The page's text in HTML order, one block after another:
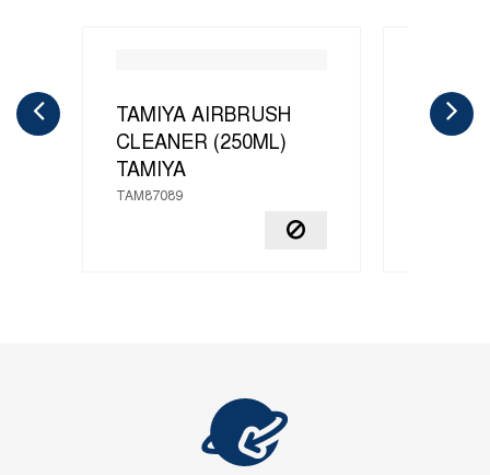
TAMIYA AIRBRUSH
CLEANER (250ML)
TAMIYA
TAM87089
X-20A